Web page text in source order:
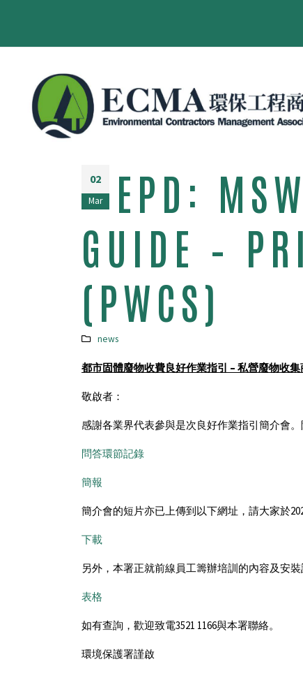
02
Mar
EPD:
GUIDE –
(PWCS)
news
都市固體廢物收費良好作業指引 – 私營廢物收集
敬啟者：
感謝各業界代表參與是次良好作業指引簡介會
問答環節記錄
簡報
簡介會的短片亦已上傳到以下網址，請大家於
下載
另外，本署正就前線員工籌辦培訓的內容及安
表格
如有查詢，歡迎致電3521 1166與本署聯絡。
環境保護署謹啟